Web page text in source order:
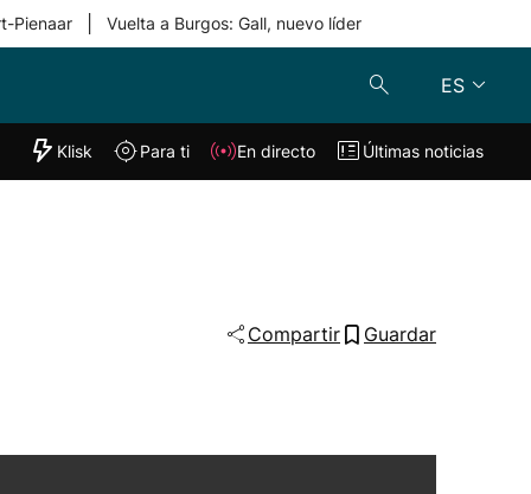
Pienaar Vuelta a Burgos: Gall, nuevo líder
ES
"Helmuga"
Klisk En directo
Klisk Para ti En directo Últimas noticias
Compartir Guardar